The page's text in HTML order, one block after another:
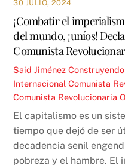
30 JULIO, 2024
¡Combatir el
del mundo, ¡uníos!
Comunista
Said Jiménez
Internacional Comunista
Comunista Revolucionaria
El capitalismo es un
tiempo que dejó de ser
decadencia senil
pobreza y el hambre. El